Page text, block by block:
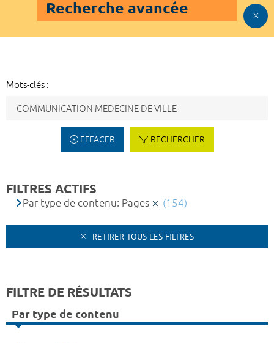
Recherche avancée
Mots-clés :
EFFACER RECHERCHER
FILTRES ACTIFS
Par type de contenu: Pages (154)
RETIRER TOUS LES FILTRES
FILTRE DE RÉSULTATS
Par type de contenu